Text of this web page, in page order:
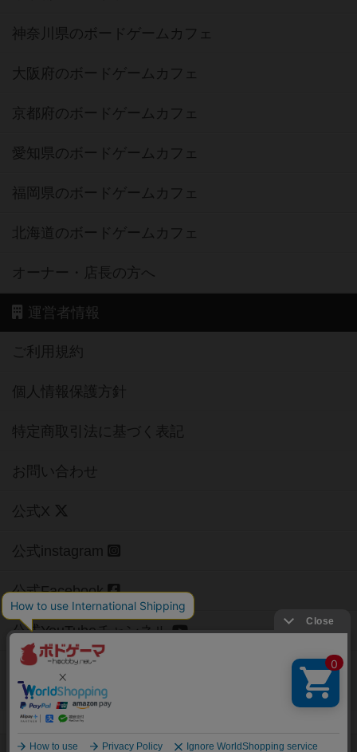
神奈川県のボードゲームカフェ
大阪府のボードゲームカフェ
京都府のボードゲームカフェ
愛知県のボードゲームカフェ
福岡県のボードゲームカフェ
北海道のボードゲームカフェ
オーナー・店長の方へ
運営者情報
ご利用規約
個人情報保護方針
特定商取引法に基づく表記
お問い合わせ
公式X
公式instagram
公式Facebook
公式YouTubeチャンネル